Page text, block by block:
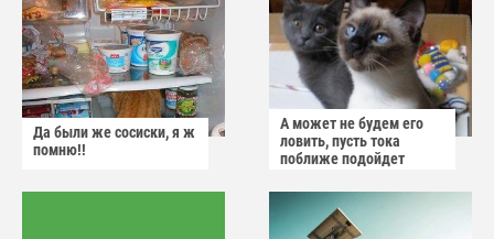
Да были же сосиски, я ж
помню!!
А может не будем его
ловить, пусть тока
поближе подойдет